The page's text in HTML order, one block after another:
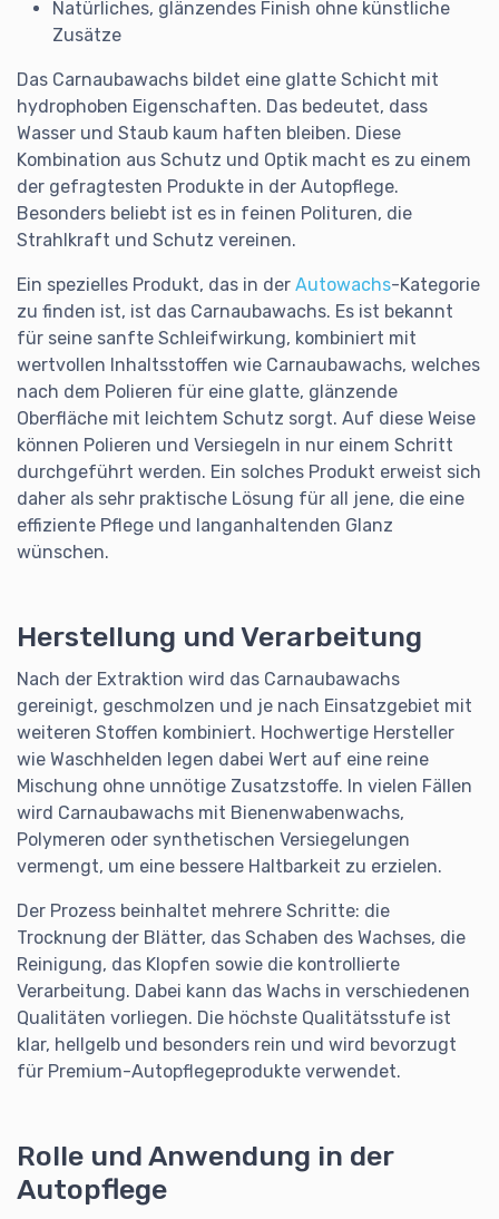
Natürliches, glänzendes Finish ohne künstliche
Zusätze
Das Carnaubawachs bildet eine glatte Schicht mit
hydrophoben Eigenschaften. Das bedeutet, dass
Wasser und Staub kaum haften bleiben. Diese
Kombination aus Schutz und Optik macht es zu einem
der gefragtesten Produkte in der Autopflege.
Besonders beliebt ist es in feinen Polituren, die
Strahlkraft und Schutz vereinen.
Ein spezielles Produkt, das in der Autowachs-Kategorie
zu finden ist, ist das Carnaubawachs. Es ist bekannt
für seine sanfte Schleifwirkung, kombiniert mit
wertvollen Inhaltsstoffen wie Carnaubawachs, welches
nach dem Polieren für eine glatte, glänzende
Oberfläche mit leichtem Schutz sorgt. Auf diese Weise
können Polieren und Versiegeln in nur einem Schritt
durchgeführt werden. Ein solches Produkt erweist sich
daher als sehr praktische Lösung für all jene, die eine
effiziente Pflege und langanhaltenden Glanz
wünschen.
Herstellung und Verarbeitung
Nach der Extraktion wird das Carnaubawachs
gereinigt, geschmolzen und je nach Einsatzgebiet mit
weiteren Stoffen kombiniert. Hochwertige Hersteller
wie Waschhelden legen dabei Wert auf eine reine
Mischung ohne unnötige Zusatzstoffe. In vielen Fällen
wird Carnaubawachs mit Bienenwabenwachs,
Polymeren oder synthetischen Versiegelungen
vermengt, um eine bessere Haltbarkeit zu erzielen.
Der Prozess beinhaltet mehrere Schritte: die
Trocknung der Blätter, das Schaben des Wachses, die
Reinigung, das Klopfen sowie die kontrollierte
Verarbeitung. Dabei kann das Wachs in verschiedenen
Qualitäten vorliegen. Die höchste Qualitätsstufe ist
klar, hellgelb und besonders rein und wird bevorzugt
für Premium-Autopflegeprodukte verwendet.
Rolle und Anwendung in der
Autopflege